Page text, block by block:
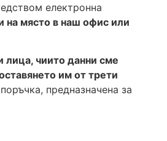
електронна
на място в наш офис или
лица, чиито данни сме
им от трети
предназначена за